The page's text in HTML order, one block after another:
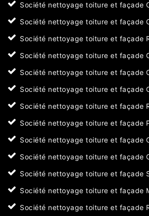
Société nettoyage toiture et façade
Société nettoyage toiture et façade
Société nettoyage toiture et façade
Société nettoyage toiture et façade
Société nettoyage toiture et façade
Société nettoyage toiture et façade
Société nettoyage toiture et façade
Société nettoyage toiture et façade
Société nettoyage toiture et façade
Société nettoyage toiture et façade
Société nettoyage toiture et façade
Société nettoyage toiture et façade
Société nettoyage toiture et façade